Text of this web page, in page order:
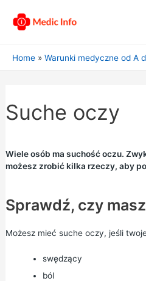
Home Warunki medyczne od A
Suche oczy
Wiele osób ma suchość oczu.
możesz zrobić kilka rzeczy, aby
Sprawdź, czy
Możesz mieć suche oczy, jeśli
swędzący
ból